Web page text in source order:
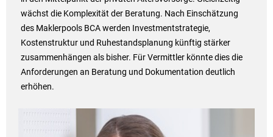
wächst die Komplexität der Beratung. Nach Einschätzung
des Maklerpools BCA werden Investmentstrategie,
Kostenstruktur und Ruhestandsplanung künftig stärker
zusammenhängen als bisher. Für Vermittler könnte dies die
Anforderungen an Beratung und Dokumentation deutlich
erhöhen.